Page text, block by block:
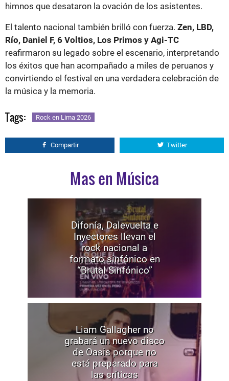
himnos que desataron la ovación de los asistentes.
El talento nacional también brilló con fuerza. Zen, LBD,
Río, Daniel F, 6 Voltios, Los Primos y Agi-TC
reafirmaron su legado sobre el escenario, interpretando
los éxitos que han acompañado a miles de peruanos y
convirtiendo el festival en una verdadera celebración de
la música y la memoria.
Tags: Rock en Lima 2026
Compartir Twitter
Mas en Música
Difonía, Dalevuelta e
Inyectores llevan el
rock nacional a
formato sinfónico en
“Brutal Sinfónico”
Liam Gallagher no
grabará un nuevo disco
de Oasis porque no
está preparado para
las críticas